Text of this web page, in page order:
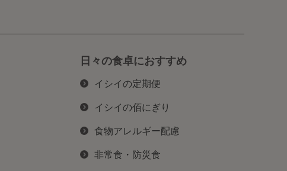
日々の食卓におすすめ
イシイの定期便
イシイの佰にぎり
食物アレルギー配慮
非常食・防災食